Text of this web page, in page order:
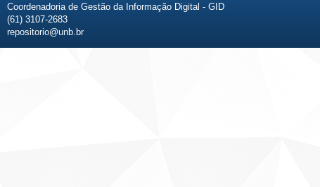
Coordenadoria de Gestão da Informação Digital - GID
(61) 3107-2683
repositorio@unb.br